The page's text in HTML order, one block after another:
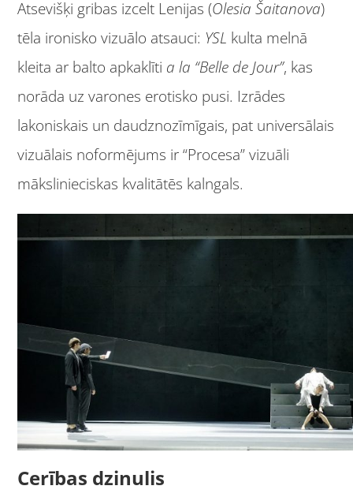
Atsevišķi gribas izcelt Lenijas (Olesia Šaitanova)
tēla ironisko vizuālo atsauci: YSL kulta melnā
kleita ar balto apkaklīti a la “Belle de Jour”, kas
norāda uz varones erotisko pusi. Izrādes
lakoniskais un daudznozīmīgais, pat universālais
vizuālais noformējums ir “Procesa” vizuāli
mākslinieciskas kvalitātēs kalngals.
Cerības dzinulis